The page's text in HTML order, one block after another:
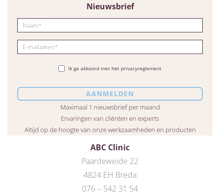
ABC Clinic
Paardeweide 22
4824 EH Breda
076 – 542 31 54
Nieuwsbrief
Ik ga akkoord met het privacyreglement
Maximaal 1 nieuwsbrief per maand
Ervaringen van cliënten en experts
Altijd op de hoogte van onze werkzaamheden en producten